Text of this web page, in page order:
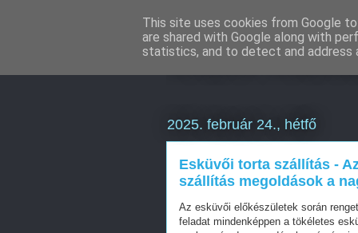
Online
2025. február 24., hétfő
Esküvői torta szállítás -
szállítás megoldások a
Az esküvői előkészületek során
feladat mindenképpen a tökéletes
This site uses cookies from Google
are shared with Google along with
statistics, and to detect and address